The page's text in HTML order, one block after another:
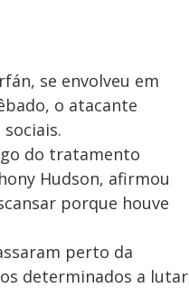
se envolveu em
o atacante
do tratamento
Hudson, afirmou
porque houve
perto da
determinados a lutar